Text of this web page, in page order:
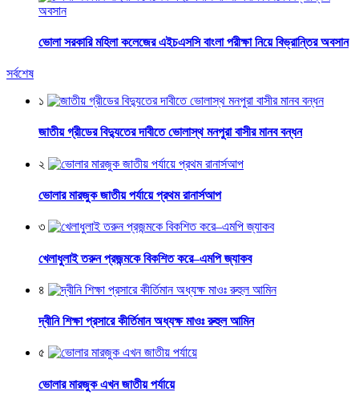
ভোলা সরকারি মহিলা কলেজের এইচএসসি বাংলা পরীক্ষা নিয়ে বিভ্রান্তির অবসান
সর্বশেষ
১
জাতীয় গ্রীডের বিদ্যুতের দাবীতে ভোলাস্থ মনপুরা বাসীর মানব বন্ধন
২
ভোলার মারজুক জাতীয় পর্যায়ে প্রথম রানার্সআপ
৩
খেলাধুলাই তরুন প্রজন্মকে বিকশিত করে–এমপি জ্যাকব
৪
দ্বীনি শিক্ষা প্রসারে কীর্তিমান অধ্যক্ষ মাওঃ রুহুল আমিন
৫
ভোলার মারজুক এখন জাতীয় পর্যায়ে